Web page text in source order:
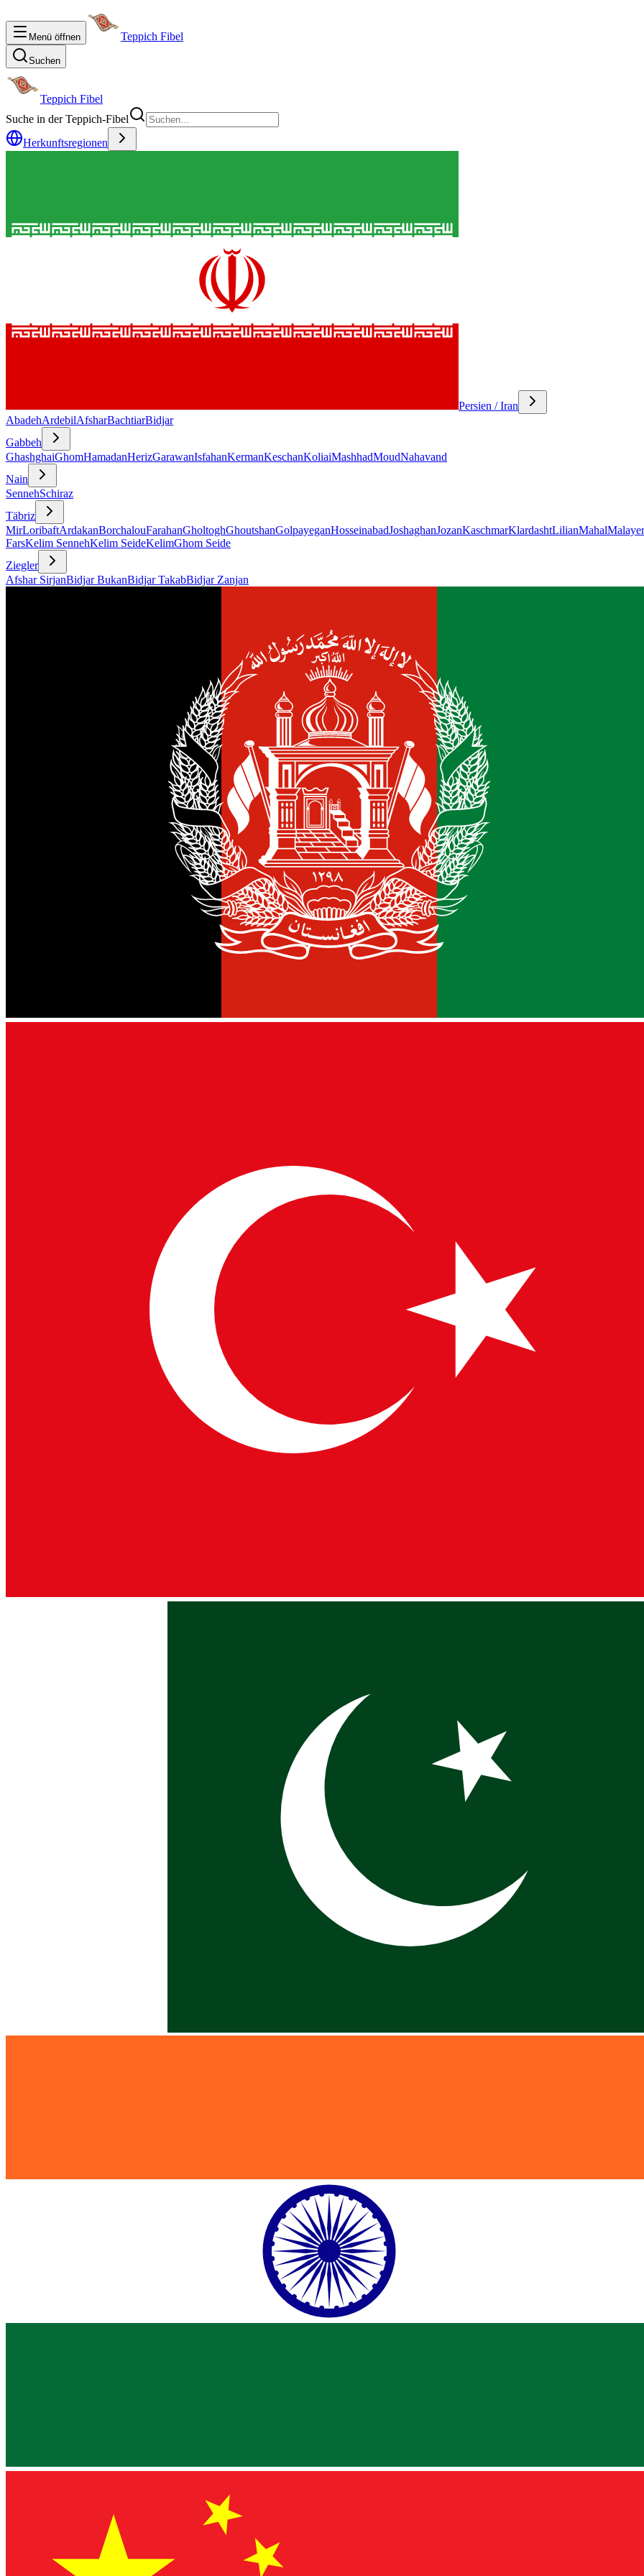
Menü öffnen Teppich Fibel
Suchen
Teppich Fibel
Suche in der Teppich-Fibel
Herkunftsregionen
Persien / Iran
AbadehArdebilAfsharBachtiarBidjar
Gabbeh
GhashghaiGhomHamadanHerizGarawanIsfahanKermanKeschanKoliaiMashhadMoudNahavand
Nain
SennehSchiraz
Täbriz
MirLoribaftArdakanBorchalouFarahanGholtoghGhoutshanGolpayeganHosseinabadJoshaghanJozanKaschmarKlardashtLilianMahalMalayer
FarsKelim SennehKelim SeideKelimGhom Seide
Ziegler
Afshar SirjanBidjar BukanBidjar TakabBidjar Zanjan